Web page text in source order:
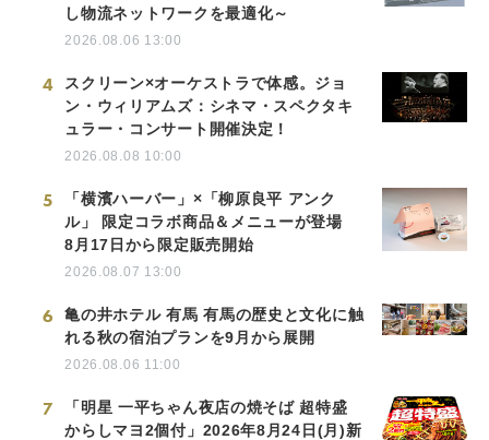
し物流ネットワークを最適化～
2026.08.06 13:00
4
スクリーン×オーケストラで体感。ジョ
ン・ウィリアムズ：シネマ・スペクタキ
ュラー・コンサート開催決定！
2026.08.08 10:00
5
「横濱ハーバー」×「柳原良平 アンク
ル」 限定コラボ商品＆メニューが登場
8月17日から限定販売開始
2026.08.07 13:00
6
亀の井ホテル 有馬 有馬の歴史と文化に触
れる秋の宿泊プランを9月から展開
2026.08.06 11:00
7
「明星 一平ちゃん夜店の焼そば 超特盛
からしマヨ2個付」2026年8月24日(月)新